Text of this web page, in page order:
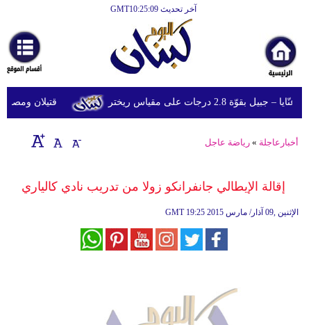
آخر تحديث GMT10:25:09
أخبارعاجلة
رياضة
ثقافة
إقتصاد
وموسيقى
قتيلان ومصابون جراء 14 غارة إسرائيلية على 2.8 درجات على مقياس ريختر
أخبارعاجلة »رياضة عاجل
إقالة الإيطالي جانفرانكو زولا من تدريب نادي كالياري
GMT 19:25 2015 الإثنين ,09 آذار/ مارس